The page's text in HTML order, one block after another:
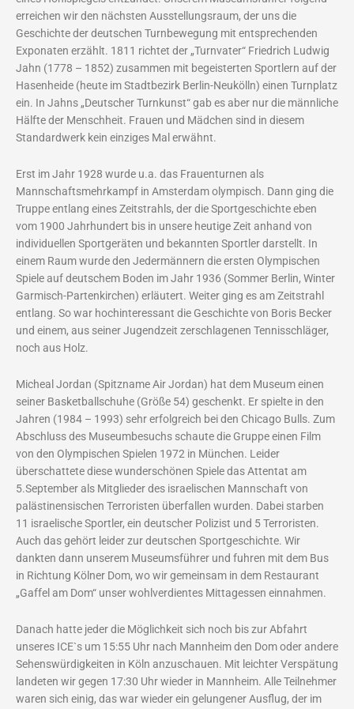
erreichen wir den nächsten Ausstellungsraum, der uns die
Geschichte der deutschen Turnbewegung mit entsprechenden
Exponaten erzählt. 1811 richtet der „Turnvater“ Friedrich Ludwig
Jahn (1778 – 1852) zusammen mit begeisterten Sportlern auf der
Hasenheide (heute im Stadtbezirk Berlin-Neukölln) einen Turnplatz
ein. In Jahns „Deutscher Turnkunst“ gab es aber nur die männliche
Hälfte der Menschheit. Frauen und Mädchen sind in diesem
Standardwerk kein einziges Mal erwähnt.
Erst im Jahr 1928 wurde u.a. das Frauenturnen als
Mannschaftsmehrkampf in Amsterdam olympisch. Dann ging die
Truppe entlang eines Zeitstrahls, der die Sportgeschichte eben
vom 1900 Jahrhundert bis in unsere heutige Zeit anhand von
individuellen Sportgeräten und bekannten Sportler darstellt. In
einem Raum wurde den Jedermännern die ersten Olympischen
Spiele auf deutschem Boden im Jahr 1936 (Sommer Berlin, Winter
Garmisch-Partenkirchen) erläutert. Weiter ging es am Zeitstrahl
entlang. So war hochinteressant die Geschichte von Boris Becker
und einem, aus seiner Jugendzeit zerschlagenen Tennisschläger,
noch aus Holz.
Micheal Jordan (Spitzname Air Jordan) hat dem Museum einen
seiner Basketballschuhe (Größe 54) geschenkt. Er spielte in den
Jahren (1984 – 1993) sehr erfolgreich bei den Chicago Bulls. Zum
Abschluss des Museumbesuchs schaute die Gruppe einen Film
von den Olympischen Spielen 1972 in München. Leider
überschattete diese wunderschönen Spiele das Attentat am
5.September als Mitglieder des israelischen Mannschaft von
palästinensischen Terroristen überfallen wurden. Dabei starben
11 israelische Sportler, ein deutscher Polizist und 5 Terroristen.
Auch das gehört leider zur deutschen Sportgeschichte. Wir
dankten dann unserem Museumsführer und fuhren mit dem Bus
in Richtung Kölner Dom, wo wir gemeinsam in dem Restaurant
„Gaffel am Dom“ unser wohlverdientes Mittagessen einnahmen.
Danach hatte jeder die Möglichkeit sich noch bis zur Abfahrt
unseres ICE`s um 15:55 Uhr nach Mannheim den Dom oder andere
Sehenswürdigkeiten in Köln anzuschauen. Mit leichter Verspätung
landeten wir gegen 17:30 Uhr wieder in Mannheim. Alle Teilnehmer
waren sich einig, das war wieder ein gelungener Ausflug, der im